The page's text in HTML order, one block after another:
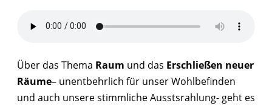
Über das Thema Raum und das Erschließen neuer
Räume– unentbehrlich für unser Wohlbefinden
und auch unsere stimmliche Ausstsrahlung- geht es